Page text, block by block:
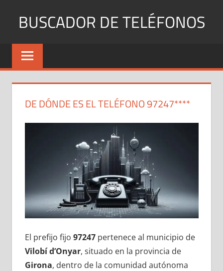
BUSCADOR DE TELÉFONOS
Identifica
Números
y
DE DÓNDE ES EL TELÉFONO 97247****
El prefijo fijo 97247pertenece al municipio dе
Vilobí d’Onyar, situado en la provincia dе
Girona, dentro dе la comunidad autónoma